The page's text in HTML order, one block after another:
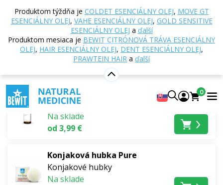
Produktom týždňa je COLDET ESENCIÁLNY OLEJ, MOVE GT
ESENCIÁLNY OLEJ, VAHE ESENCIÁLNY OLEJ, GOLD SENSITIVE
ESENCIÁLNY OLEJ a ďalší
Produktom mesiaca je BEWIT CITRÓNOVÁ TRÁVA ESENCIÁLNY
OLEJ, HAIR ESENCIÁLNY OLEJ, DENT ESENCIÁLNY OLEJ,
PRAWTEIN HAIR a ďalší
0
Domov E-shop
Prírodná kozmetika
Starostlivosť o pleť
Čistenie pleti a odličovanie
Čistenie pleti a odličovanie
Najpredávanejšie
Cleanser
Čistenie pleti a odličovanie
Na sklade
od 3,99 €
Konjaková hubka Pure
Konjakové hubky
Na sklade